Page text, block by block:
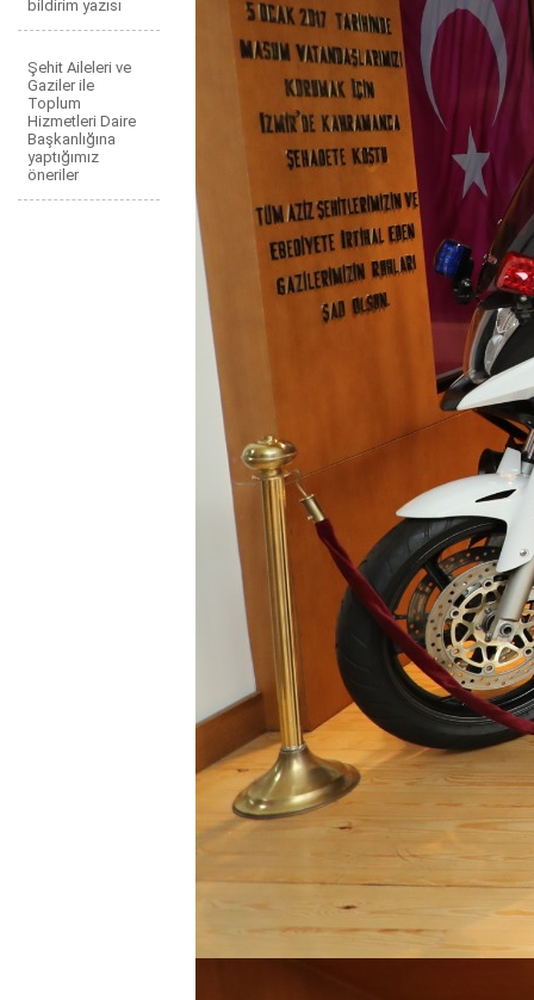
bildirim yazısı
Şehit Aileleri ve
Gaziler ile
Toplum
Hizmetleri Daire
Başkanlığına
yaptığımız
öneriler